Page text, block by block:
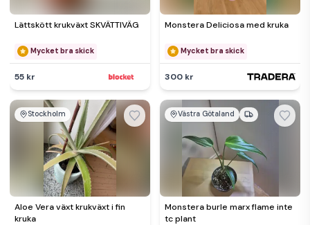
Lättskött krukväxt SKVÄTTIVÄG
Mycket bra skick
55 kr
Monstera Deliciosa med kruka
Mycket bra skick
300 kr
Stockholm
Aloe Vera växt krukväxt i fin
kruka
Västra Götaland
Monstera burle marx flame inte
tc plant